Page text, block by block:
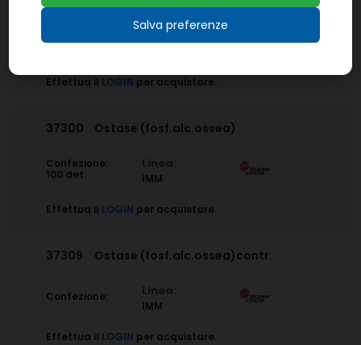
6x2,5 ml.
Linea:
Effettua il LOGIN per acquistare.
37300 Ostase (fosf.alc.ossea)
Confezione:
100 det.
Linea:
IMM
Effettua il LOGIN per acquistare.
37309 Ostase (fosf.alc.ossea)contr.
Confezione: Linea:
IMM
Effettua il LOGIN per acquistare.
Salva preferenze